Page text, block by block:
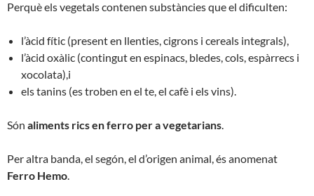
Perquè els vegetals contenen substàncies que el dificulten:
l’àcid fític (present en llenties, cigrons i cereals integrals),
l’àcid oxàlic (contingut en espinacs, bledes, cols, espàrrecs i
xocolata),i
els tanins (es troben en el te, el cafè i els vins).
Són aliments rics en ferro per a vegetarians
Per altra banda, el segón, el d’origen animal , ésanomenat
Ferro Hemo